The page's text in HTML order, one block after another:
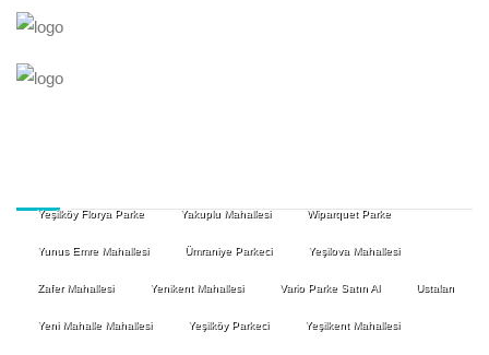
Yeşilköy Florya Parke Yakuplu Mahallesi Wiparquet Parke
Yunus Emre Mahallesi Ümraniye Parkeci Yeşilova Mahallesi
Zafer Mahallesi Yenikent Mahallesi Vario Parke Satın Al Ustaları
Yeni Mahalle Mahallesi Yeşilköy Parkeci Yeşilkent Mahallesi